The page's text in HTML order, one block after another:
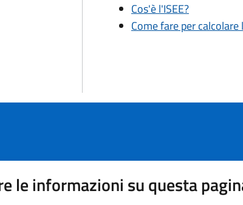
Cos'è l'ISEE?
Come fare per calcolare
le informazioni su questa